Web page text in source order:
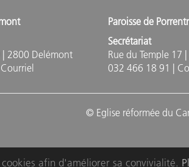
afin d'améliorer sa convivialité.
| 2800 Delémont
Courriel
Paroisse de
Secrétariat
Rue du Temple 17
032 466 18 91 |
© Eglise réformée du